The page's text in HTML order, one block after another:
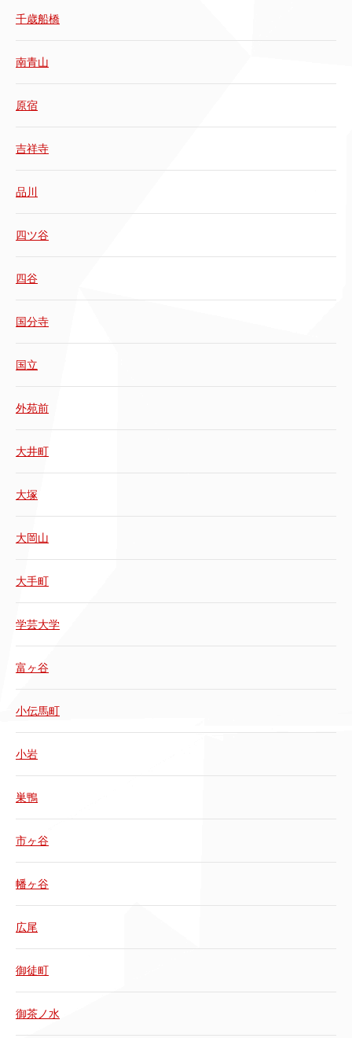
千歳船橋
南青山
原宿
吉祥寺
品川
四ツ谷
四谷
国分寺
国立
外苑前
大井町
大塚
大岡山
大手町
学芸大学
富ヶ谷
小伝馬町
小岩
巣鴨
市ヶ谷
幡ヶ谷
広尾
御徒町
御茶ノ水